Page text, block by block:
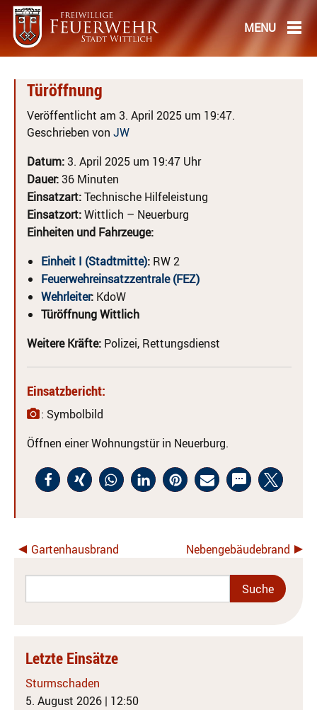
Türöffnung
Veröffentlicht am 3. April 2025 um 19:47.
Geschrieben von JW
Datum:3. April 2025 um 19:47 Uhr
Dauer:36 Minuten
Einsatzart:Technische Hilfeleistung
Einsatzort:Wittlich – Neuerburg
Einheiten und Fahrzeuge:
Einheit I (Stadtmitte): RW 2
Feuerwehreinsatzzentrale (FEZ)
Wehrleiter: KdoW
Türöffnung Wittlich
Weitere Kräfte: Polizei, Rettungsdienst
Einsatzbericht:
: Symbolbild
Öffnen einer Wohnungstür in Neuerburg.
Gartenhausbrand Nebengebäudebrand
Letzte Einsätze
Sturmschaden
5. August 2026 | 12:50